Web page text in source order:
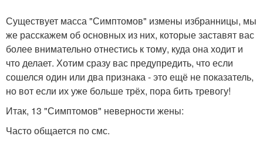
Существует масса "Симптомов" измены избранницы, мы
же расскажем об основных из них, которые заставят вас
более внимательно отнестись к тому, куда она ходит и
что делает. Хотим сразу вас предупредить, что если
сошелся один или два признака - это ещё не показатель,
но вот если их уже больше трёх, пора бить тревогу!
Итак, 13 "Симптомов" неверности жены:
Часто общается по смс.